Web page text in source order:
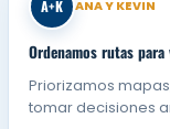
A+K ANA Y KEVIN
Ordenamos rutas
Priorizamos
tomar decisiones